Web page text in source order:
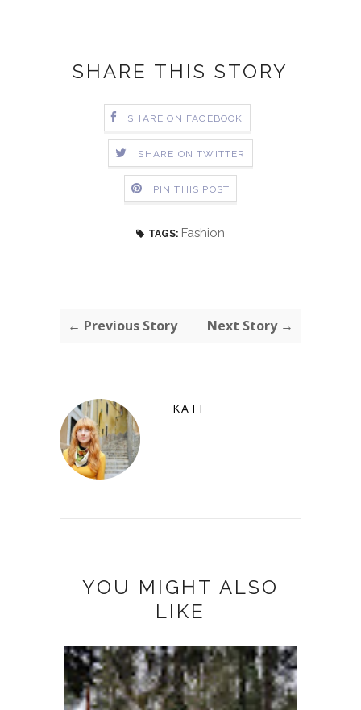
SHARE THIS STORY
SHARE ON FACEBOOK
SHARE ON TWITTER
PIN THIS POST
TAGS: Fashion
← Previous Story Next Story →
KATI
YOU MIGHT ALSO
LIKE